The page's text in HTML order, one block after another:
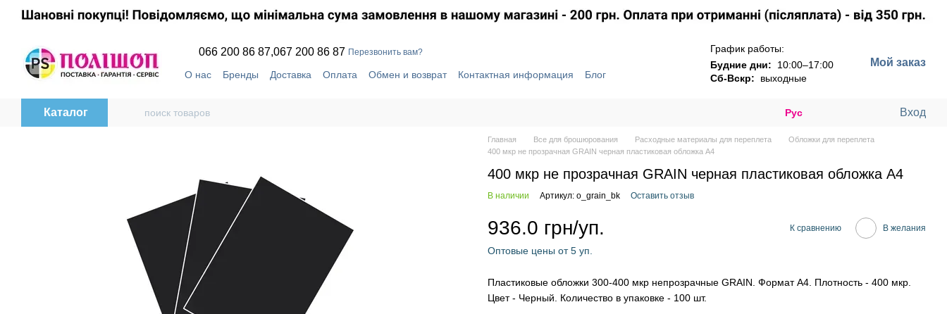
Перейти к основному контенту
066 200 86 87,067 200 86 87 Перезвонить вам?
О нас Бренды Доставка Оплата Обмен и возврат Контактная информация
Блог
График работы:
Будние дни: 10:00–17:00
Сб-Вскр: выходные
Мой заказ
Каталог Рус Вход
Главная Все для брошюрования Расходные материалы для переплета
Обложки для переплета
400 мкр не прозрачная GRAIN черная пластиковая обложка А4
400 мкр не прозрачная GRAIN черная пластиковая обложка А4
В наличии Артикул: o_grain_bk Оставить отзыв
936.0 грн/уп. К сравнению В желания
Оптовые цены от 5 уп.
Пластиковые обложки 300-400 мкр непрозрачные GRAIN. Формат А4. Плотность - 400 мкр.
Цвет - Черный. Количество в упаковке - 100 шт.